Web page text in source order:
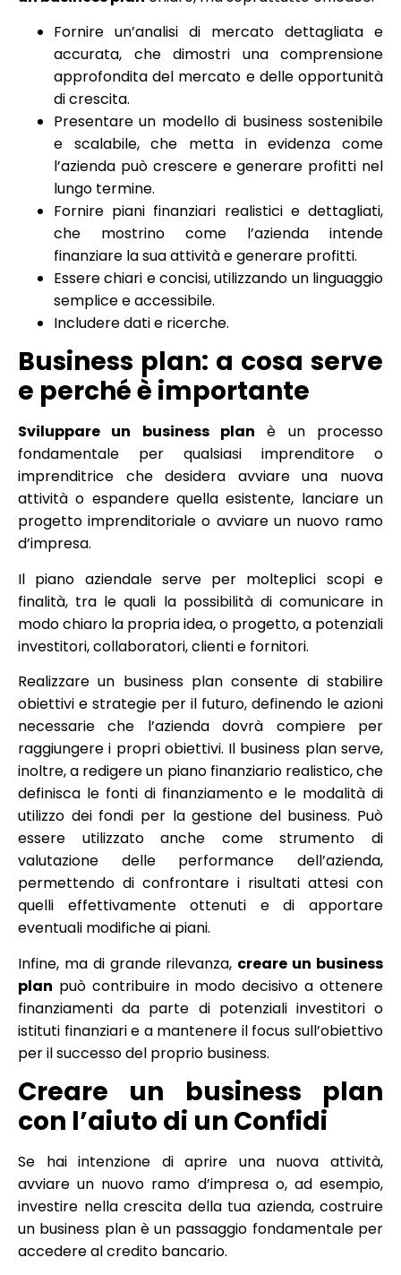
Fornire un’analisi di mercato dettagliata e
accurata, che dimostri una comprensione
approfondita del mercato e delle opportunità
di crescita.
Presentare un modello di business sostenibile
e scalabile, che metta in evidenza come
l’azienda può crescere e generare profitti nel
lungo termine.
Fornire piani finanziari realistici e dettagliati,
che mostrino come l’azienda intende
finanziare la sua attività e generare profitti.
Essere chiari e concisi, utilizzando un linguaggio
semplice e accessibile.
Includere dati e ricerche.
Business plan: a cosa serve
e perché è importante
Sviluppare un business plan è un processo
fondamentale per qualsiasi imprenditore o
imprenditrice che desidera avviare una nuova
attività o espandere quella esistente, lanciare un
progetto imprenditoriale o avviare un nuovo ramo
d’impresa.
Il piano aziendale serve per molteplici scopi e
finalità, tra le quali la possibilità di comunicare in
modo chiaro la propria idea, o progetto, a potenziali
investitori, collaboratori, clienti e fornitori.
Realizzare un business plan consente di stabilire
obiettivi e strategie per il futuro, definendo le azioni
necessarie che l’azienda dovrà compiere per
raggiungere i propri obiettivi. Il business plan serve,
inoltre, a redigere un piano finanziario realistico, che
definisca le fonti di finanziamento e le modalità di
utilizzo dei fondi per la gestione del business. Può
essere utilizzato anche come strumento di
valutazione delle performance dell’azienda,
permettendo di confrontare i risultati attesi con
quelli effettivamente ottenuti e di apportare
eventuali modifiche ai piani.
Infine, ma di grande rilevanza, creare un business
plan può contribuire in modo decisivo a ottenere
finanziamenti da parte di potenziali investitori o
istituti finanziari e a mantenere il focus sull’obiettivo
per il successo del proprio business.
Creare un business plan
con l’aiuto di un Confidi
Se hai intenzione di aprire una nuova attività,
avviare un nuovo ramo d’impresa o, ad esempio,
investire nella crescita della tua azienda, costruire
un business plan è un passaggio fondamentale per
accedere al credito bancario.